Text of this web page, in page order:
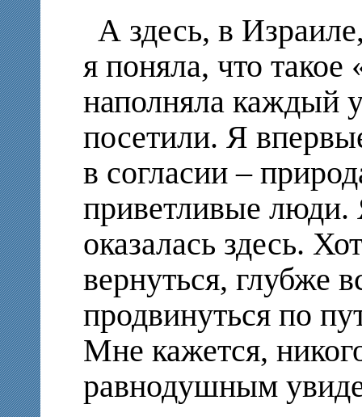
А здесь, в
я поняла, что такое
наполняла каждый
посетили. Я
в согласии –
приветливые люди.
оказалась здесь.
вернуться, глубже
продвинуться по
Мне кажется,
равнодушным